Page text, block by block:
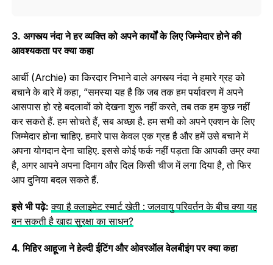
3. अगस्त्य नंदा ने हर व्यक्ति को अपने कार्यों के लिए जिम्मेदार होने की
आवश्यकता पर क्या कहा
आर्ची (Archie) का किरदार निभाने वाले अगस्त्य नंदा ने हमारे ग्रह को
बचाने के बारे में कहा, “समस्या यह है कि जब तक हम पर्यावरण में अपने
आसपास हो रहे बदलावों को देखना शुरू नहीं करते, तब तक हम कुछ नहीं
कर सकते हैं. हम सोचते हैं, सब अच्छा है. हम सभी को अपने एक्शन के लिए
जिम्मेदार होना चाहिए. हमारे पास केवल एक ग्रह है और हमें उसे बचाने में
अपना योगदान देना चाहिए. इससे कोई फर्क नहीं पड़ता कि आपकी उम्र क्या
है, अगर आपने अपना दिमाग और दिल किसी चीज में लगा दिया है, तो फिर
आप दुनिया बदल सकते हैं.
इसे भी पढ़े:क्या है क्‍लाइमेट स्मार्ट खेती : जलवायु परिवर्तन के बीच क्या यह
बन सकती है खाद्य सुरक्षा का साधन?
4. मिहिर आहूजा ने हेल्दी ईटिंग और ओवरऑल वेलबीइंग पर क्या कहा